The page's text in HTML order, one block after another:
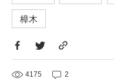
樟木
4175 2